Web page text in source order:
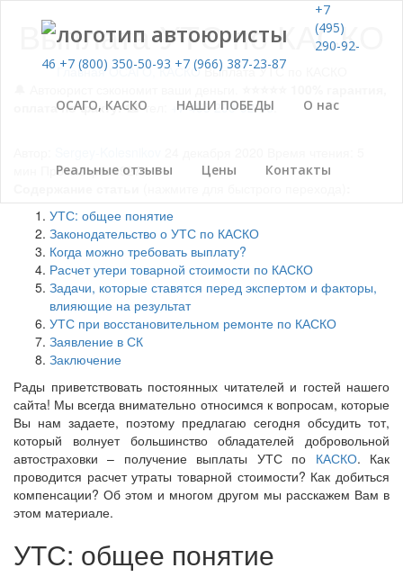
+7
(495)
290-92-
46 +7 (800) 350-50-93 +7 (966) 387-23-87
ОСАГО, КАСКО НАШИ ПОБЕДЫ О нас
Реальные отзывы Цены Контакты
Выплата УТС по КАСКО
Главная ОСАГО, КАСКО Выплата УТС по КАСКО
оплата по факту.☎ тел: +7 495 290-92-46
Просмотров: 927
УТС: общее понятие
Законодательство о УТС по КАСКО
Когда можно требовать выплату?
Расчет утери товарной стоимости по КАСКО
Задачи, которые ставятся перед экспертом и факторы,
влияющие на результат
УТС при восстановительном ремонте по КАСКО
Заявление в СК
Заключение
Рады приветствовать постоянных читателей и гостей нашего
сайта! Мы всегда внимательно относимся к вопросам, которые
Вы нам задаете, поэтому предлагаю сегодня обсудить тот,
который волнует большинство обладателей добровольной
автостраховки – получение выплаты УТС по КАСКО. Как
проводится расчет утраты товарной стоимости? Как добиться
компенсации? Об этом и многом другом мы расскажем Вам в
этом материале.
УТС: общее понятие